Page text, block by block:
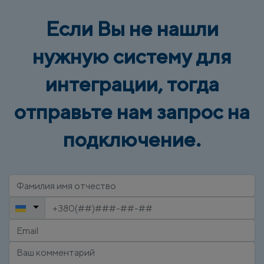
Если Вы не нашли
нужную систему для
интеграции, тогда
отправьте нам запрос на
подключение.